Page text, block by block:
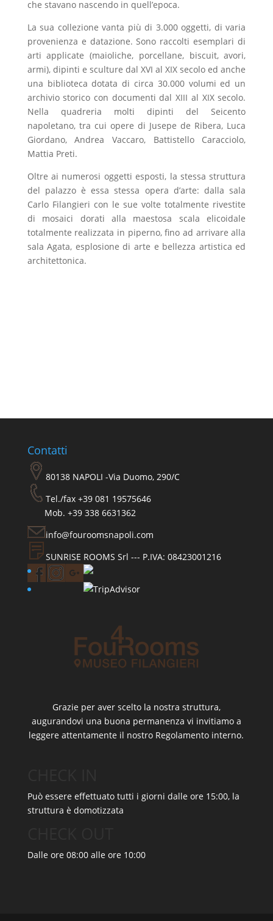
che stavano nascendo in quell’epoca.
La sua collezione vanta più di 3.000 oggetti, di varia
provenienza e datazione. Sono raccolti esemplari di
arti applicate (maioliche, porcellane, biscuit, avori,
armi), dipinti e sculture dal XVI al XIX secolo ed anche
una biblioteca dotata di circa 30.000 volumi ed un
archivio storico con documenti dal XIII al XIX secolo.
Nella quadreria molti dipinti del Seicento
napoletano, tra cui opere di Jusepe de Ribera, Luca
Giordano, Andrea Vaccaro, Battistello Caracciolo,
Mattia Preti.
Oltre ai numerosi oggetti esposti, la stessa struttura
del palazzo è essa stessa opera d’arte: dalla sala
Carlo Filangieri con le sue volte totalmente rivestite
di mosaici dorati alla maestosa scala elicoidale
totalmente realizzata in piperno, fino ad arrivare alla
sala Agata, esplosione di arte e bellezza artistica ed
architettonica.
Contatti
80138 NAPOLI -Via Duomo, 290/C
Tel./fax +39 081 19575646
Mob. +39 338 6631362
info@fouroomsnapoli.com
SUNRISE ROOMS Srl --- P.IVA: 08423001216
Grazie per aver scelto la nostra struttura,
augurandovi una buona permanenza vi invitiamo a
leggere attentamente il nostro Regolamento interno.
Può essere effettuato tutti i giorni dalle ore 15:00, la
struttura è domotizzata
Dalle ore 08:00 alle ore 10:00